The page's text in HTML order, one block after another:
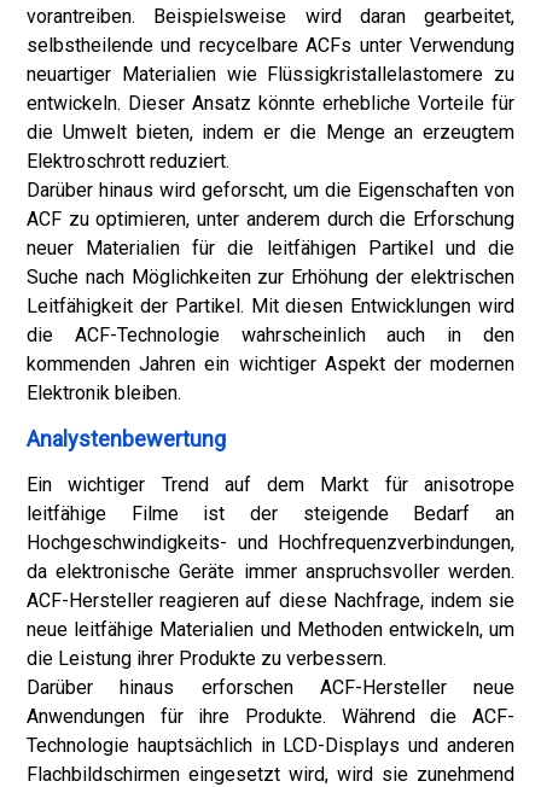
vorantreiben. Beispielsweise wird daran gearbeitet,
selbstheilende und recycelbare ACFs unter Verwendung
neuartiger Materialien wie Flüssigkristallelastomere zu
entwickeln. Dieser Ansatz könnte erhebliche Vorteile für
die Umwelt bieten, indem er die Menge an erzeugtem
Elektroschrott reduziert.
Darüber hinaus wird geforscht, um die Eigenschaften von
ACF zu optimieren, unter anderem durch die Erforschung
neuer Materialien für die leitfähigen Partikel und die
Suche nach Möglichkeiten zur Erhöhung der elektrischen
Leitfähigkeit der Partikel. Mit diesen Entwicklungen wird
die ACF-Technologie wahrscheinlich auch in den
kommenden Jahren ein wichtiger Aspekt der modernen
Elektronik bleiben.
Analystenbewertung
Ein wichtiger Trend auf dem Markt für anisotrope
leitfähige Filme ist der steigende Bedarf an
Hochgeschwindigkeits- und Hochfrequenzverbindungen,
da elektronische Geräte immer anspruchsvoller werden.
ACF-Hersteller reagieren auf diese Nachfrage, indem sie
neue leitfähige Materialien und Methoden entwickeln, um
die Leistung ihrer Produkte zu verbessern.
Darüber hinaus erforschen ACF-Hersteller neue
Anwendungen für ihre Produkte. Während die ACF-
Technologie hauptsächlich in LCD-Displays und anderen
Flachbildschirmen eingesetzt wird, wird sie zunehmend